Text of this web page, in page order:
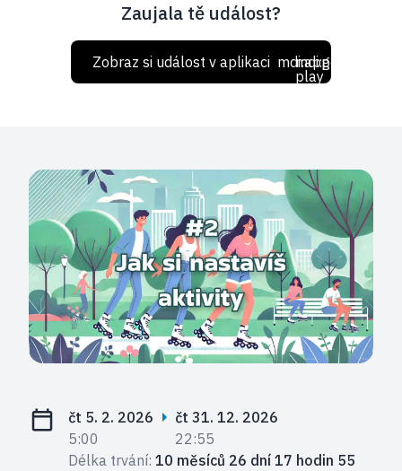
Zaujala tě událost?
Zobraz si událost v aplikaci mdi:apple
mdi:google-
play
čt 5. 2. 2026
5:00
čt 31. 12. 2026
22:55
Délka trvání: 10 měsíců 26 dní 17 hodin 55